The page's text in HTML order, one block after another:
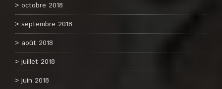
octobre 2018
septembre 2018
août 2018
juillet 2018
juin 2018